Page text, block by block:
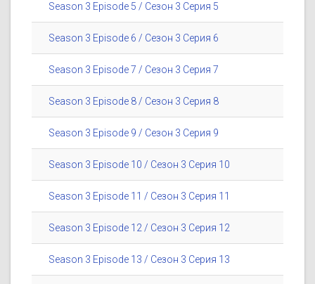
Season 3 Episode 5 / Сезон 3 Серия 5
Season 3 Episode 6 / Сезон 3 Серия 6
Season 3 Episode 7 / Сезон 3 Серия 7
Season 3 Episode 8 / Сезон 3 Серия 8
Season 3 Episode 9 / Сезон 3 Серия 9
Season 3 Episode 10 / Сезон 3 Серия 10
Season 3 Episode 11 / Сезон 3 Серия 11
Season 3 Episode 12 / Сезон 3 Серия 12
Season 3 Episode 13 / Сезон 3 Серия 13